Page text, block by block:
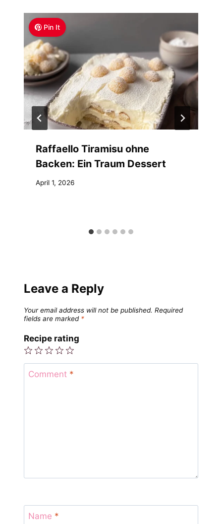
Pin It
Raffaello Tiramisu ohne
Backen: Ein Traum Dessert
April 1, 2026
Leave a Reply
Your email address will not be published. Required
fields are marked *
Recipe rating
5
Stars
4
Stars
3
Stars
2
Stars
1
Star
Comment *
Name *